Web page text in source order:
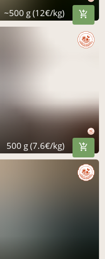
~500 g (12€/kg)
500 g (7.6€/kg)